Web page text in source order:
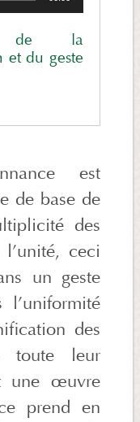
de la
et du geste
est
de base de
des
l’unité, ceci
un geste
l’uniformité
des
toute leur
une œuvre
prend en